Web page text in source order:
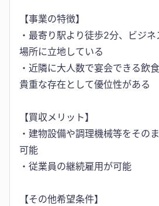
【事業の特徴】
・最寄り駅より徒歩2分、ビジ
場所に立地している
・近隣に大人数で宴会できる飲
貴重な存在として優位性がある
【買収メリット】
・建物設備や調理機械等をその
可能
・従業員の継続雇用が可能
【その他希望条件】